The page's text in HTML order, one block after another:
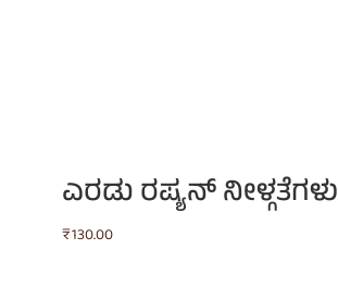
ಎರಡು ರಷ್ಯನ್ ನೀಳ್ಗತೆಗಳು
₹130.00